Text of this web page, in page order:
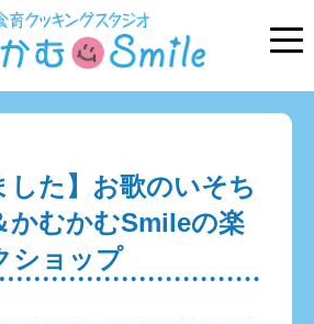
した】お歌のいそち
かむかむSmileの楽
ショップ